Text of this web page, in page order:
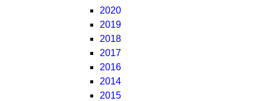
2020
2019
2018
2017
2016
2014
2015